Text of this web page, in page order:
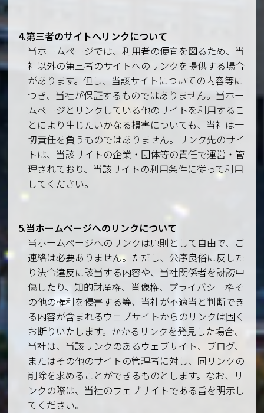
4.第三者のサイトへリンクについて
当ホームページでは、利用者の便宜を図るため、当
社以外の第三者のサイトへのリンクを提供する場合
があります。但し、当該サイトについての内容等に
つき、当社が保証するものではありません。当ホー
ムページとリンクしている他のサイトを利用するこ
とにより生じたいかなる損害についても、当社は一
切責任を負うものではありません。リンク先のサイ
トは、当該サイトの企業・団体等の責任で運営・管
理されており、当該サイトの利用条件に従って利用
してください。
5.当ホームページへのリンクについて
当ホームページへのリンクは原則として自由で、ご
連絡は必要ありません。ただし、公序良俗に反した
り法令違反に該当する内容や、当社関係者を誹謗中
傷したり、知的財産権、肖像権、プライバシー権そ
の他の権利を侵害する等、当社が不適当と判断でき
る内容が含まれるウェブサイトからのリンクは固く
お断りいたします。かかるリンクを発見した場合、
当社は、当該リンクのあるウェブサイト、ブログ、
またはその他のサイトの管理者に対し、同リンクの
削除を求めることができるものとします。なお、リ
ンクの際は、当社のウェブサイトである旨を明示し
てください。